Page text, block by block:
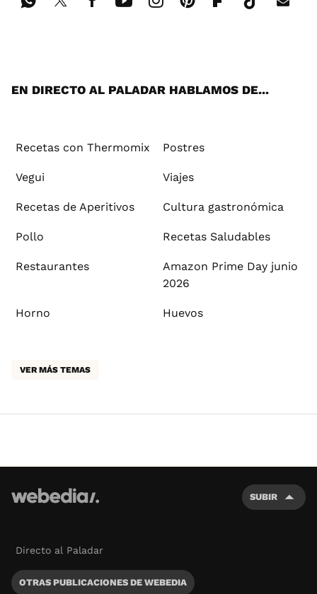
EN DIRECTO AL PALADAR HABLAMOS DE...
Recetas con Thermomix Postres
Vegui Viajes
Recetas de Aperitivos Cultura gastronómica
Pollo Recetas Saludables
Restaurantes
Amazon Prime Day junio
2026
Horno Huevos
VER MÁS TEMAS
SUBIR
Directo al Paladar
OTRAS PUBLICACIONES DE WEBEDIA